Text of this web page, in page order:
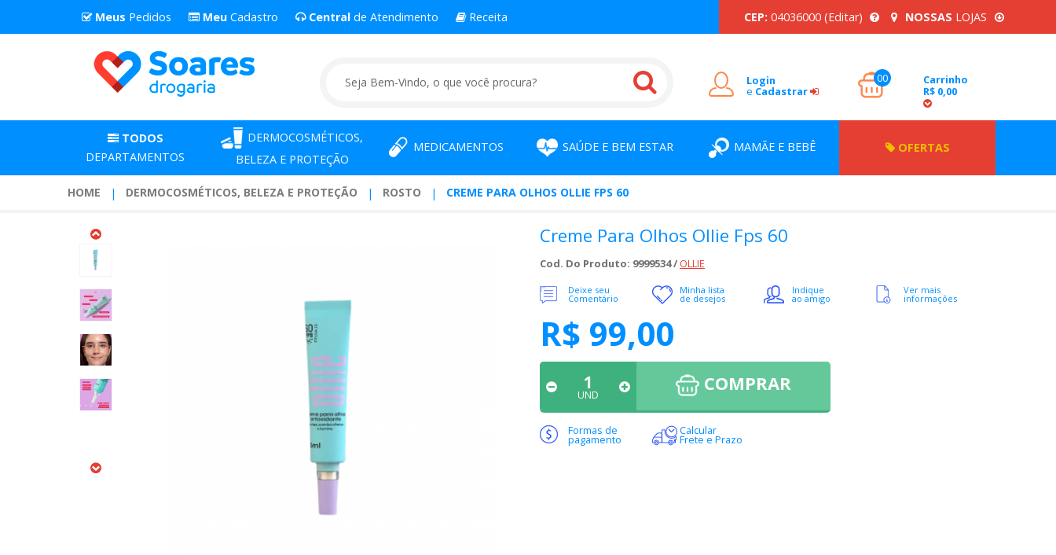
Meus Pedidos Meu Cadastro Central de Atendimento Receita CEP: 04036000 (Editar) NOSSAS LOJAS
Login
e Cadastrar
00
Carrinho
R$ 0,00
TODOS
DEPARTAMENTOS
DERMOCOSMÉTICOS,
BELEZA E PROTEÇÃO
MEDICAMENTOS SAÚDE E BEM ESTAR MAMÃE E BEBÊ OFERTAS
HOME DERMOCOSMÉTICOS, BELEZA E PROTEÇÃO ROSTO CREME PARA OLHOS OLLIE FPS 60
Creme
Para
Olhos
Ollie
Fps
60
CÓDIGO
DO
PRODUTO:
OLLIE
Creme Para Olhos Ollie Fps 60
Cod. Do Produto: 9999534 / OLLIE
Deixe seu
Comentário
Minha lista
de desejos
Indique
ao amigo
Ver mais
informações
R$ 99,00
UND COMPRAR
Formas de
pagamento
Calcular
Frete e Prazo